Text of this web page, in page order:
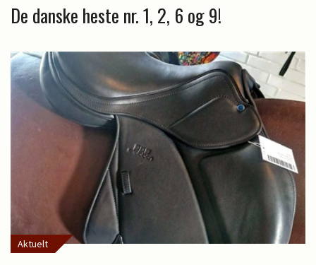
De danske heste nr. 1, 2, 6 og 9!
Aktuelt